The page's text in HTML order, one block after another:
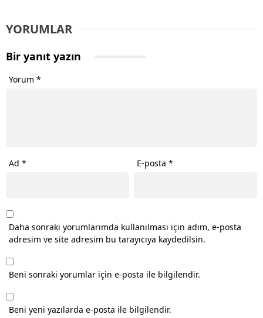
YORUMLAR
Bir yanıt yazın
Yorum *
Ad * E-posta*
Daha sonraki yorumlarımda kullanılması için adım, e-posta
adresim ve site adresim bu tarayıcıya kaydedilsin.
Beni sonraki yorumlar için e-posta ile bilgilendir.
Beni yeni yazılarda e-posta ile bilgilendir.